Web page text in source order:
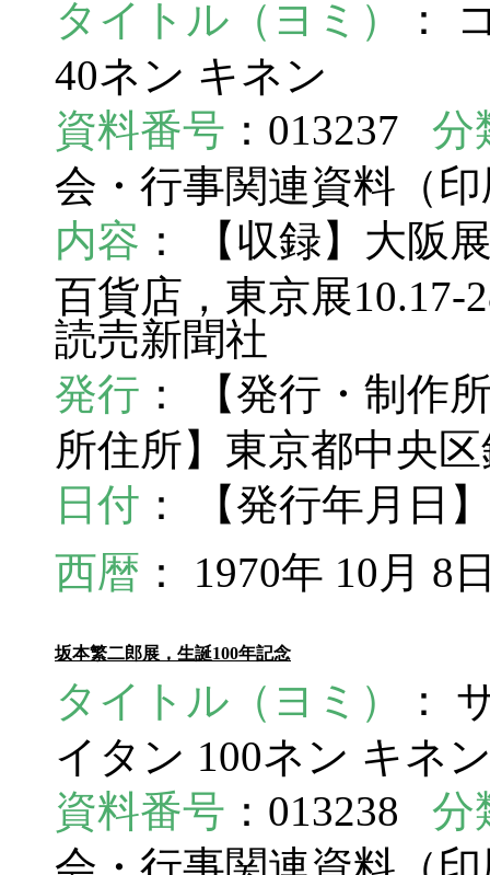
タイトル（ヨミ）
：
40ネン キネン
資料番号 ：013237 分
会・行事関連資料（
内容 ： 【収録】大阪
百貨店，東京展10.17-
読売新聞社
発行 ： 【発行・制作
所住所】東京都中央
日付 ： 【発行年月日
西暦 ： 1970年 10月 8
坂本繁二郎展，生誕100年記念
タイトル（ヨミ）
：
イタン 100ネン キネ
資料番号 ：013238 分